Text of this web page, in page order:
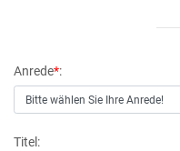
Anrede*:
Titel: